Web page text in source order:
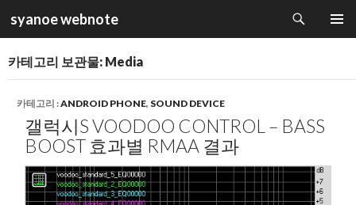
syanoe webnote
색
츠
로
건
카테고리 보관물: Media
카테고리 :ANDROID PHONE, SOUND DEVICE
갤럭시S VOODOO CONTROL – BASS
BOOST 효과별 RMAA 결과